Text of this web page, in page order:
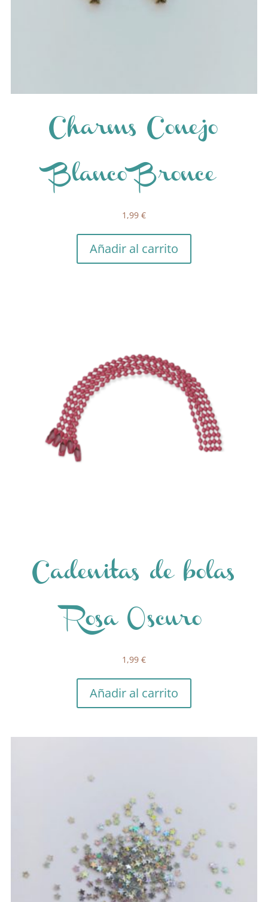
Charms Conejo
Blanco Bronce
1,99 €
Añadir al carrito
Cadenitas de bolas
Rosa Oscuro
1,99 €
Añadir al carrito